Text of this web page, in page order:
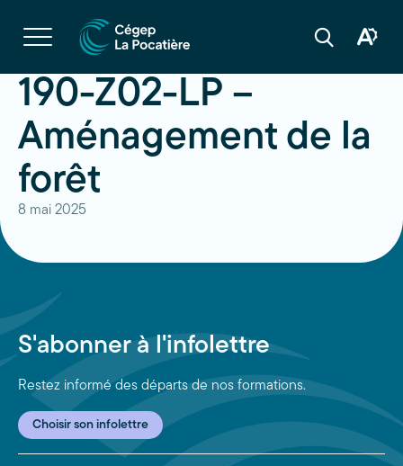
Ouvrir
la
navigation
site
Ouvrir
Ouvrir
190-Z02-LP –
Aménagement de la
forêt
8 mai 2025
S'abonner à l'infolettre
Restez informé des départs de nos formations.
Choisir son infolettre